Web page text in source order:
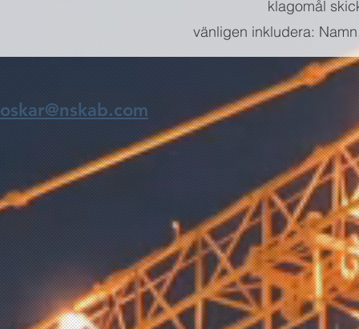
klagomål
vänligen inkludera:
oskar@nskab.com